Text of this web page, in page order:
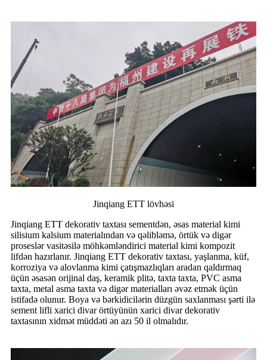
Jinqiang ETT lövhəsi
Jinqiang ETT dekorativ taxtası sementdən, əsas material kimi
silisium kalsium materialından və qəlibləmə, örtük və digər
proseslər vasitəsilə möhkəmləndirici material kimi kompozit
lifdən hazırlanır. Jinqiang ETT dekorativ taxtası, yaşlanma, küf,
korroziya və alovlanma kimi çatışmazlıqları aradan qaldırmaq
üçün əsasən orijinal daş, keramik plitə, taxta taxta, PVC asma
taxta, metal asma taxta və digər materialları əvəz etmək üçün
istifadə olunur. Boya və bərkidicilərin düzgün saxlanması şərti ilə
sement lifli xarici divar örtüyünün xarici divar dekorativ
taxtasının xidmət müddəti ən azı 50 il olmalıdır.